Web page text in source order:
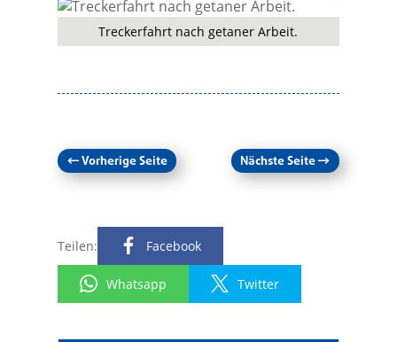
Treckerfahrt nach getaner Arbeit.
←Vorherige Seite Nächste Seite→
Teilen: Facebook
Whatsapp Twitter